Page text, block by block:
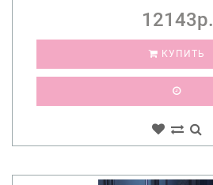
12143р.
КУПИТЬ